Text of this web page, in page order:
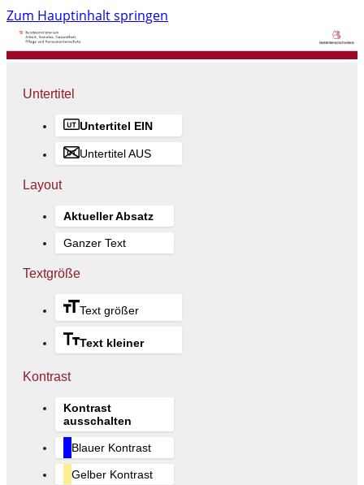
Zum Hauptinhalt springen
Untertitel
Untertitel EIN
Untertitel AUS
Layout
Aktueller Absatz
Ganzer Text
Textgröße
Text größer
Text kleiner
Kontrast
Kontrast
ausschalten
Blauer Kontrast
Gelber Kontrast